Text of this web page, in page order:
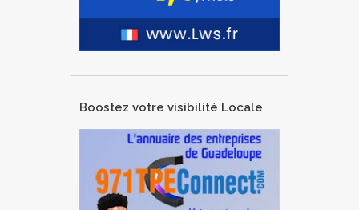
Boostez votre visibilité Locale